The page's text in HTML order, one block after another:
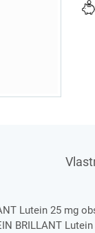
Lutein 25 mg
BRILLANT